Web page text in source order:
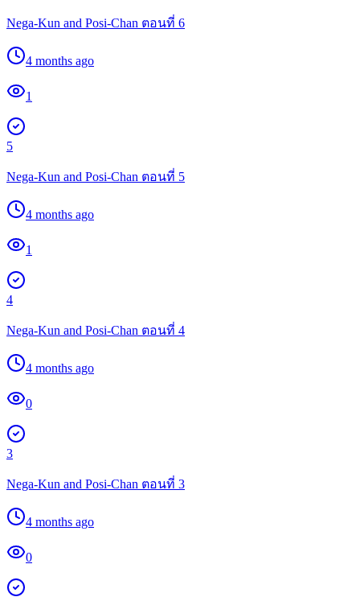
Nega-Kun and Posi-Chan ตอนที่ 6
4 months ago
1
5
Nega-Kun and Posi-Chan ตอนที่ 5
4 months ago
1
4
Nega-Kun and Posi-Chan ตอนที่ 4
4 months ago
0
3
Nega-Kun and Posi-Chan ตอนที่ 3
4 months ago
0